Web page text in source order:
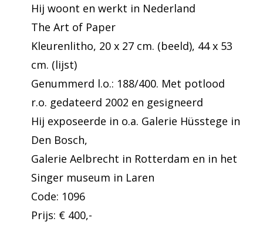
Hij woont en werkt in Nederland
The Art of Paper
Kleurenlitho, 20 x 27 cm. (beeld), 44 x 53
cm. (lijst)
Genummerd l.o.: 188/400. Met potlood
r.o. gedateerd 2002 en gesigneerd
Hij exposeerde in o.a. Galerie Hüsstege in
Den Bosch,
Galerie Aelbrecht in Rotterdam en in het
Singer museum in Laren
Code: 1096
Prijs: € 400,-